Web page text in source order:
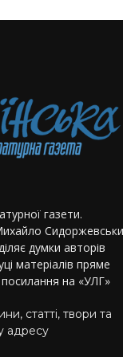
газети.
думки авторів
матеріалів пряме
посилання на «УЛГ»
статті, твори та
адресу